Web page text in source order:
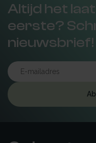
Altijd het
eerste?
nieuwsbrief!